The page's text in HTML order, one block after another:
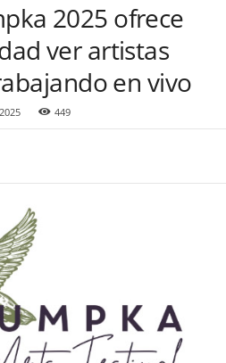
2025 ofrece
ver artistas
en vivo
449